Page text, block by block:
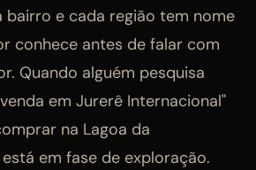
bairro e cada região tem nome
conhece antes de falar com
Quando alguém pesquisa
em Jurerê Internacional"
na Lagoa da
em fase de exploração.